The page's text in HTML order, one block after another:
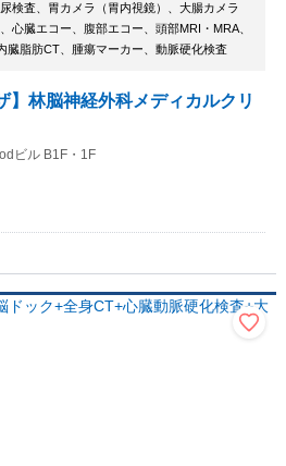
検査、胃カメラ（胃内視鏡）、大腸カメラ
心臓エコー、腹部エコー、頭部MRI・MRA、
臓脂肪CT、腫瘍マーカー、動脈硬化検査
】林脳神経外科メディカルクリ
ビル B1F・1F